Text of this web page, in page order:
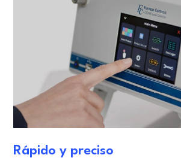
Rápido y preciso